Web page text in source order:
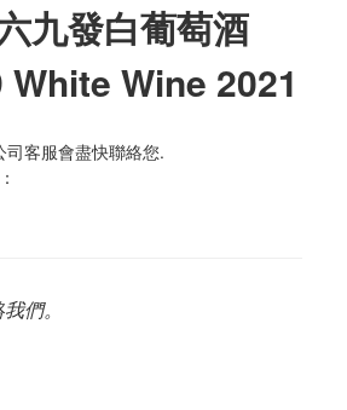
九發白葡萄酒
White Wine 2021
客服會盡快聯絡您.
們。